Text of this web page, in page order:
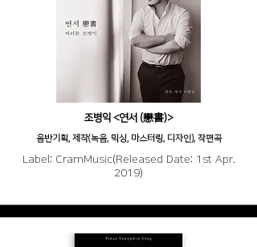
조병익 <연서 (戀書)>
음반기획, 제작(녹음, 믹싱, 마스터링, 디자인), 작편곡
Label: CramMusic(Released Date: 1st Apr.
2019)